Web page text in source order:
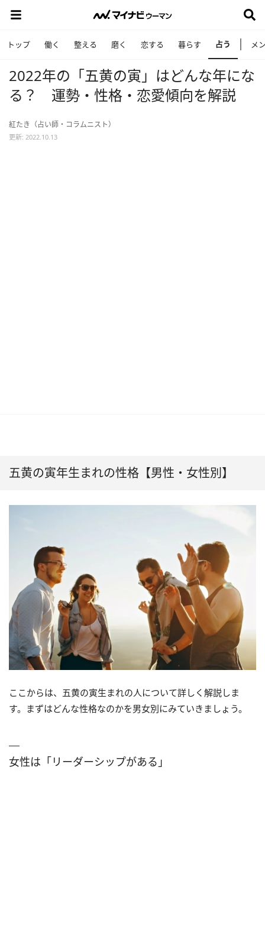
トップ 働く 整える 磨く 恋する 暮らす 占う メ
2022年の「五黄の寅」はどんな年にな
る？ 運勢・性格・恋愛傾向を解説
紅たき（占い師・コラムニスト）
更新: 2022.10.13
五黄の寅年生まれの性格【男性・女性別】
ここからは、五黄の寅生まれの人について詳しく解説しま
す。まずはどんな性格なのかを男女別にみていきましょう。
女性は「リーダーシップがある」